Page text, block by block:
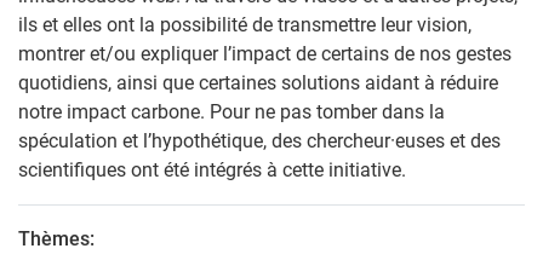
ils et elles ont la possibilité de transmettre leur vision,
montrer et/ou expliquer l’impact de certains de nos gestes
quotidiens, ainsi que certaines solutions aidant à réduire
notre impact carbone. Pour ne pas tomber dans la
spéculation et l’hypothétique, des chercheur·euses et des
scientifiques ont été intégrés à cette initiative.
Thèmes: